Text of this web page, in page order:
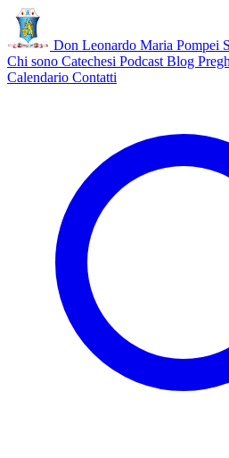
Don Leonardo Maria Pompei
Chi sono Catechesi Podcast Blog
Calendario Contatti